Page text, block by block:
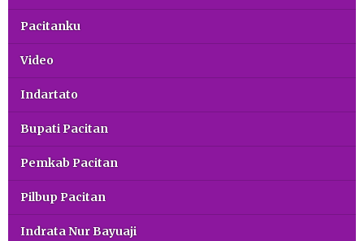
Pacitanku
Video
Indartato
Bupati Pacitan
Pemkab Pacitan
Pilbup Pacitan
Indrata Nur Bayuaji